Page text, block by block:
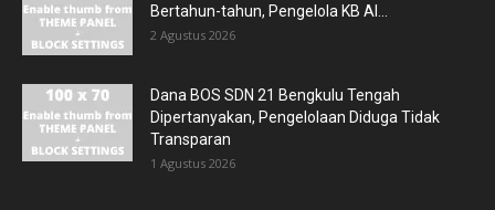
Bertahun-tahun, Pengelola KB Al...
2 Agustus 2026
Dana BOS SDN 21 Bengkulu Tengah
Dipertanyakan, Pengelolaan Diduga Tidak
Transparan
1 Agustus 2026